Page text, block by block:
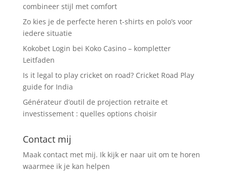
combineer stijl met comfort
Zo kies je de perfecte heren t-shirts en polo’s voor
iedere situatie
Kokobet Login bei Koko Casino – kompletter
Leitfaden
Is it legal to play cricket on road? Cricket Road Play
guide for India
Générateur d’outil de projection retraite et
investissement : quelles options choisir
Contact mij
Maak contact met mij. Ik kijk er naar uit om te horen
waarmee ik je kan helpen